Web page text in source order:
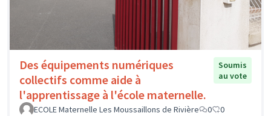
Des équipements numériques
collectifs comme aide à
l'apprentissage à l'école maternelle.
Soumis
au vote
ECOLE Maternelle Les Moussaillons de Rivière 0 0